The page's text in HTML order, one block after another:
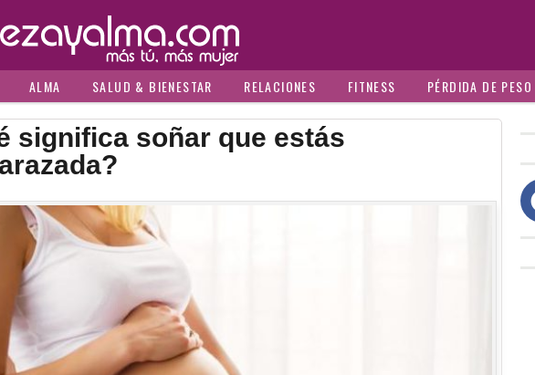
ALMA SALUD & BIENESTAR RELACIONES FITNESS PÉRDIDA DE PESO
significa soñar que estás